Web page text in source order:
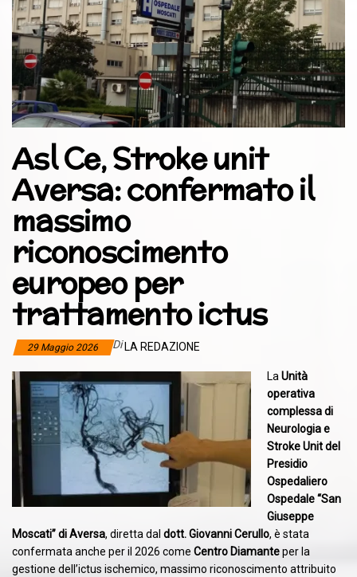
Asl Ce, Stroke unit
Aversa: confermato il
massimo
riconoscimento
europeo per
trattamento ictus
29 Maggio 2026 Di LA REDAZIONE
La Unità
operativa
complessa di
Neurologia e
Stroke Unit del
Presidio
Ospedaliero
Ospedale “San
Giuseppe
Moscati” di Aversa, diretta dal dott. Giovanni Cerullo, è stata
confermata anche per il 2026 come Centro Diamanteper la
gestione dell’ictus ischemico, massimo riconoscimento attribuito